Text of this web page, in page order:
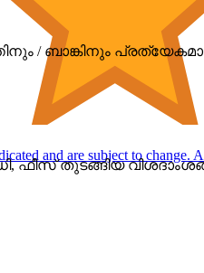
and are subject to
/ ബാങ്കിനും
ഫീസ് തുടങ്ങിയ